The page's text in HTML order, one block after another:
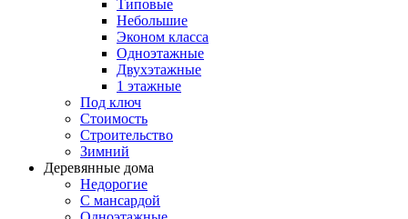
Типовые
Небольшие
Эконом класса
Одноэтажные
Двухэтажные
1 этажные
Под ключ
Стоимость
Строительство
Зимний
Деревянные дома
Недорогие
С мансардой